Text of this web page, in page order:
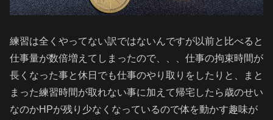
練習は全くやってない訳ではないんですが以前と比べると
仕事量が数倍増えてしまったので、、、仕事の拘束時間が
長くなった事と休日でも仕事のやり取りをしたりと、まと
まった練習時間が取れない事に加えて帰宅したら歳のせい
なのかHPが残り少なくなっているので体を動かす趣味が